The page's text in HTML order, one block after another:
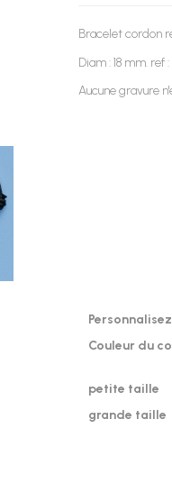
Bracelet cordon
Diam : 18 mm.
Aucune gravure
Couleur du
petite taille
grande taille